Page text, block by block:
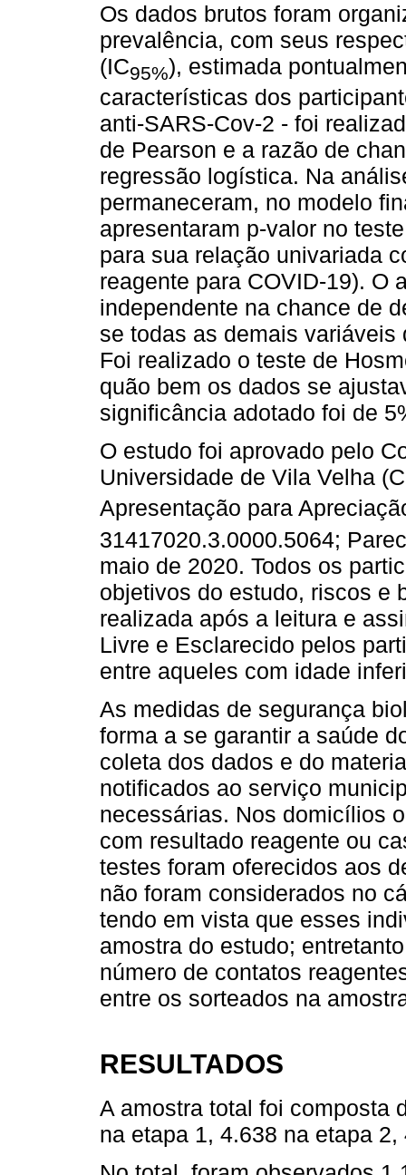
Os dados brutos foram
prevalência, com seus
(IC95%), estimada
características dos
anti-SARS-Cov-2 - foi
de Pearson e a razão de
regressão logística. Na
permaneceram, no modelo
apresentaram p-valor no
para sua relação univariada
reagente para COVID-19). O
independente na chance de
se todas as demais
Foi realizado o teste de
quão bem os dados se
significância adotado foi de
O estudo foi aprovado pelo
Universidade de Vila Velha
Apresentação para
31417020.3.0000.5064;
maio de 2020. Todos os
objetivos do estudo, riscos e
realizada após a leitura e
Livre e Esclarecido pelos
entre aqueles com idade
As medidas de segurança
forma a se garantir a saúde
coleta dos dados e do
notificados ao serviço
necessárias. Nos domicílios
com resultado reagente ou
testes foram oferecidos aos
não foram considerados no
tendo em vista que esses
amostra do estudo;
número de contatos
entre os sorteados na
RESULTADOS
A amostra total foi composta
na etapa 1, 4.638 na etapa